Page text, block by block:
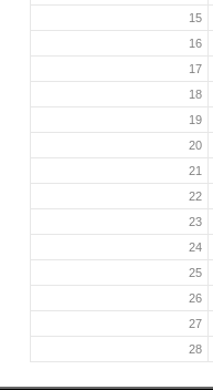
15
16
17
18
19
20
21
22
23
24
25
26
27
28